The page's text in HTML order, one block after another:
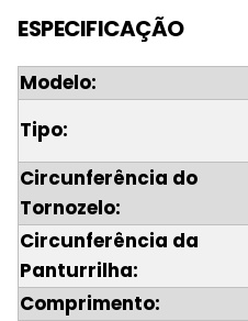
ESPECIFICAÇÃO
Modelo:
Tipo:
Circunferência do
Tornozelo:
Circunferência da
Panturrilha:
Comprimento: